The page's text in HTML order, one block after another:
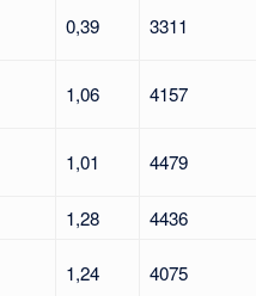
0,39 3311
1,06 4157
1,01 4479
1,28 4436
1,24 4075